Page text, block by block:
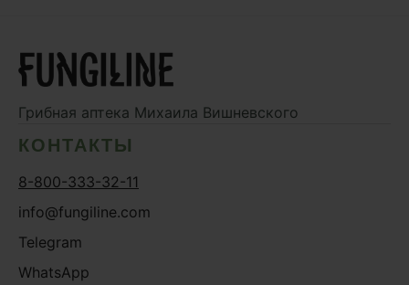
Грибная аптека Михаила Вишневского
КОНТАКТЫ
8-800-333-32-11
info@fungiline.com
Telegram
WhatsApp